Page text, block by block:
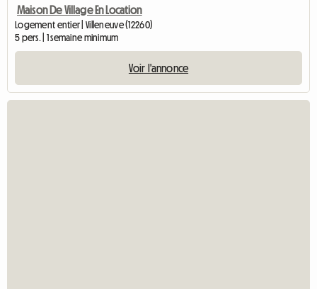
Maison De Village En Location
Logement entier | Villeneuve (12260)
5 pers. | 1 semaine minimum
Voir l'annonce